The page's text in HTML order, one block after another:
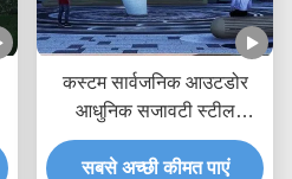
कस्टम सार्वजनिक आउटडोर
आधुनिक सजावटी स्टील
मूर्तिकला धातु मूर्ति विशाल सफेद
व्हेल
सबसे अच्छी कीमत पाएं